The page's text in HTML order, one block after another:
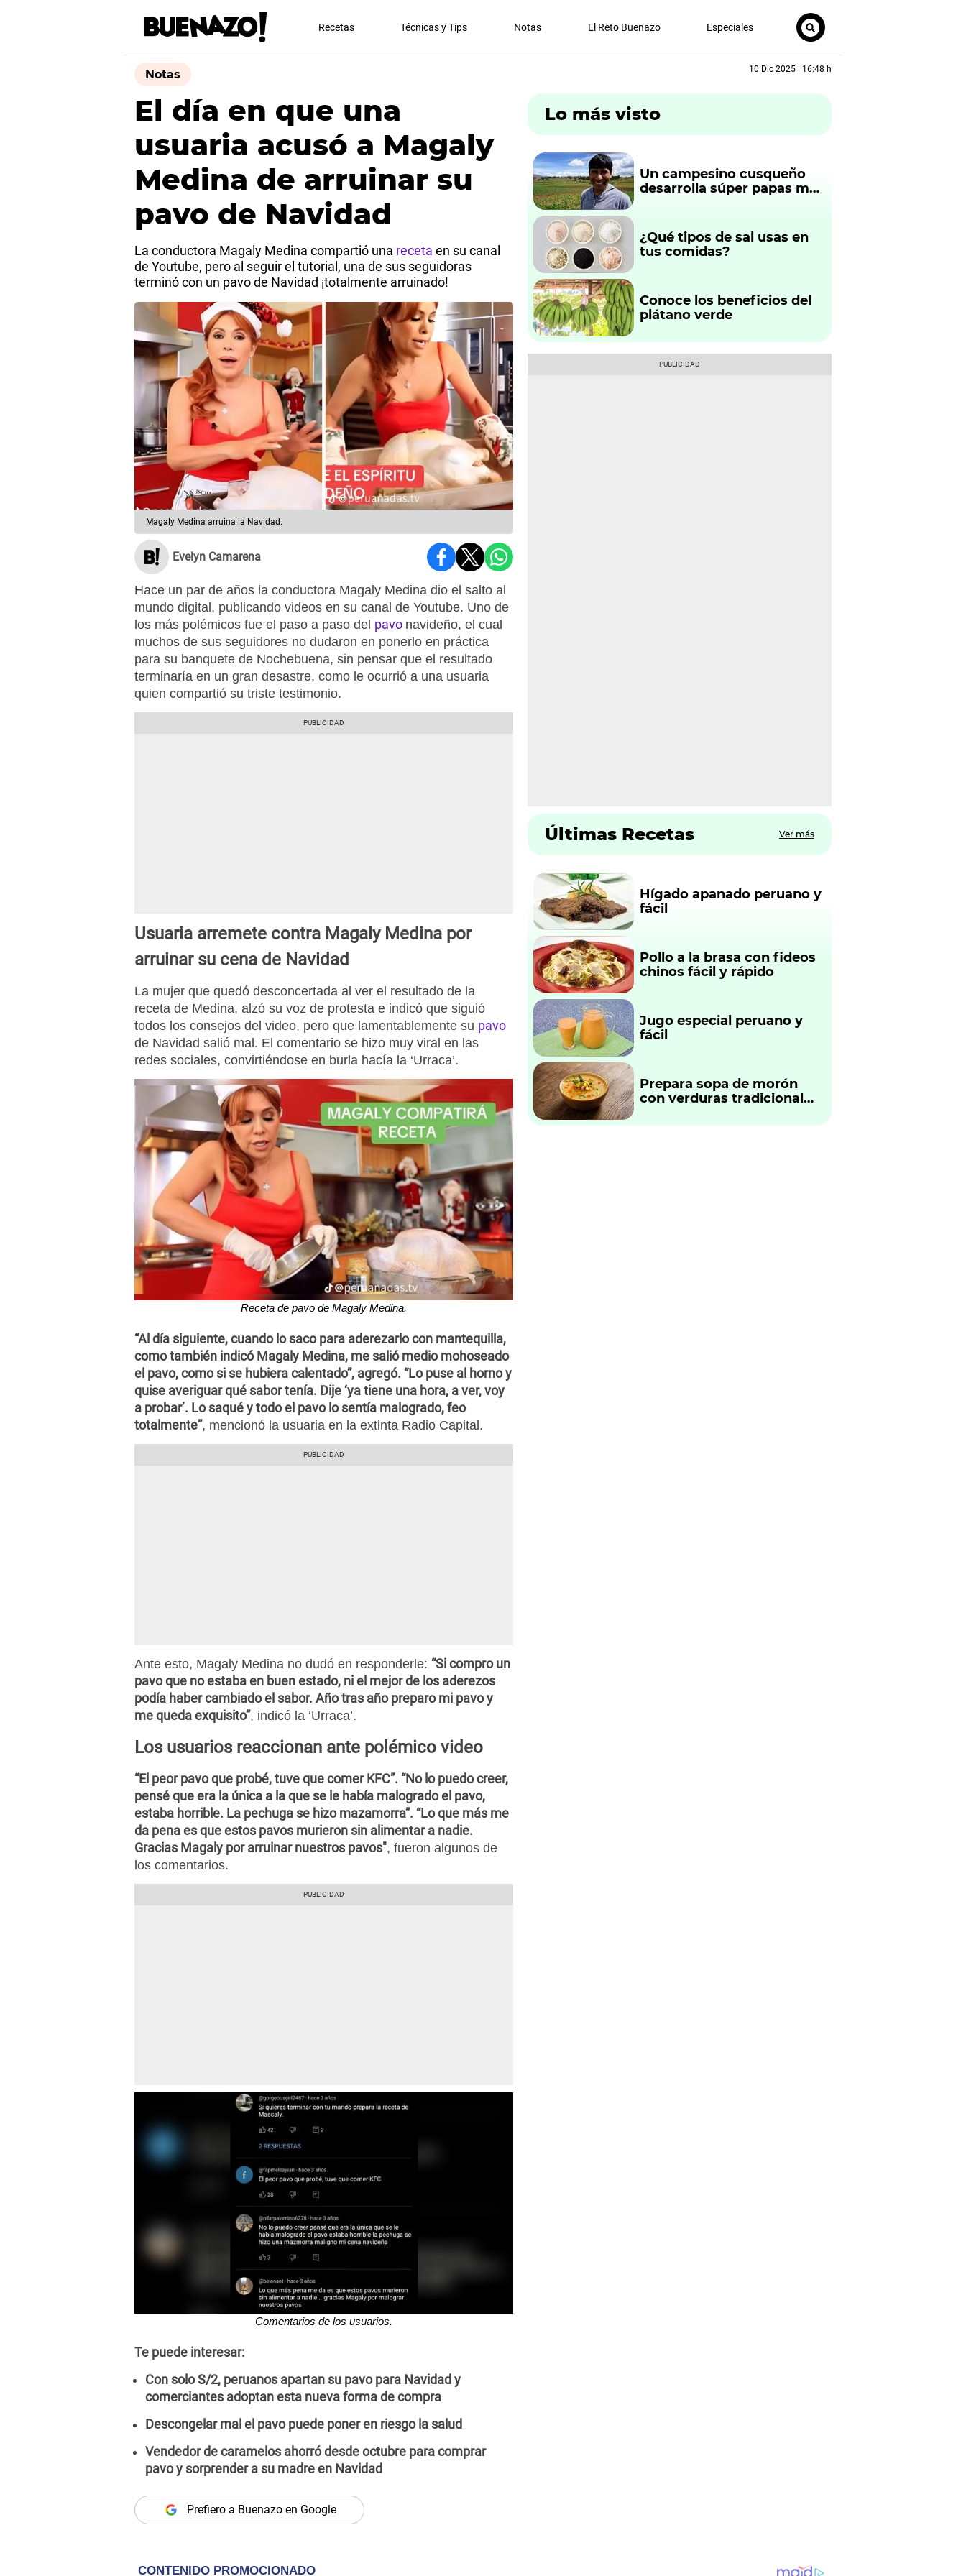
Recetas Técnicas y Tips Notas El Reto Buenazo Especiales
Notas 10 Dic 2025 | 16:48 h
El día en que una
usuaria acusó a Magaly
Medina de arruinar su
pavo de Navidad
La conductora Magaly Medina compartió una receta en su canal
de Youtube, pero al seguir el tutorial, una de sus seguidoras
terminó con un pavo de Navidad ¡totalmente arruinado!
Magaly Medina arruina la Navidad.
Evelyn Camarena
Hace un par de años la conductora Magaly Medina dio el salto al
mundo digital, publicando videos en su canal de Youtube. Uno de
los más polémicos fue el paso a paso del pavo navideño, el cual
muchos de sus seguidores no dudaron en ponerlo en práctica
para su banquete de Nochebuena, sin pensar que el resultado
terminaría en un gran desastre, como le ocurrió a una usuaria
quien compartió su triste testimonio.
Usuaria arremete contra Magaly Medina por
arruinar su cena de Navidad
La mujer que quedó desconcertada al ver el resultado de la
receta de Medina, alzó su voz de protesta e indicó que siguió
todos los consejos del video, pero que lamentablemente su pavo
de Navidad salió mal. El comentario se hizo muy viral en las
redes sociales, convirtiéndose en burla hacía la ‘Urraca’.
Receta de pavo de Magaly Medina.
“Al día siguiente, cuando lo saco para aderezarlo con mantequilla,
como también indicó Magaly Medina, me salió medio mohoseado
el pavo, como si se hubiera calentado”, agregó. “Lo puse al horno y
quise averiguar qué sabor tenía. Dije ‘ya tiene una hora, a ver, voy
a probar’. Lo saqué y todo el pavo lo sentía malogrado, feo
totalmente”, mencionó la usuaria en la extinta Radio Capital.
Ante esto, Magaly Medina no dudó en responderle: “Si compro un
pavo que no estaba en buen estado, ni el mejor de los aderezos
podía haber cambiado el sabor. Año tras año preparo mi pavo y
me queda exquisito”, indicó la ‘Urraca’.
Los usuarios reaccionan ante polémico video
“El peor pavo que probé, tuve que comer KFC”. “No lo puedo creer,
pensé que era la única a la que se le había malogrado el pavo,
estaba horrible. La pechuga se hizo mazamorra”. “Lo que más me
da pena es que estos pavos murieron sin alimentar a nadie.
Gracias Magaly por arruinar nuestros pavos", fueron algunos de
los comentarios.
Comentarios de los usuarios.
Te puede interesar:
Con solo S/2, peruanos apartan su pavo para Navidad y
comerciantes adoptan esta nueva forma de compra
Descongelar mal el pavo puede poner en riesgo la salud
Vendedor de caramelos ahorró desde octubre para comprar
pavo y sorprender a su madre en Navidad
Prefiero a Buenazo en Google
Lo más visto
Un campesino cusqueño
desarrolla súper papas más
¿Qué tipos de sal usas en
tus comidas?
Conoce los beneficios del
plátano verde
Últimas Recetas Ver más
Hígado apanado peruano y
fácil
Pollo a la brasa con fideos
chinos fácil y rápido
Jugo especial peruano y
fácil
Prepara sopa de morón
con verduras tradicional